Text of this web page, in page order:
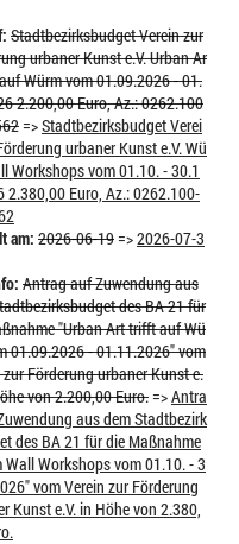
Stadtbezirksbudget Verein zur
urbaner Kunst e.V. Urban Ar
Würm vom 01.09.2026 - 01.
2.200,00 Euro, Az.: 0262.100
=>Stadtbezirksbudget Verei
urbaner Kunst e.V. Wü
Workshops vom 01.10. - 30.1
2.380,00 Euro, Az.: 0262.100-
am: 2026-06-19=>2026-07-3
Antrag auf Zuwendung aus
des BA 21 für
"Urban Art trifft auf Wü
01.09.2026 - 01.11.2026" vom
zur Förderung urbaner Kunst e.
von 2.200,00 Euro.=>Antra
aus dem Stadtbezirk
des BA 21 für die Maßnahme
Wall Workshops vom 01.10. - 3
vom Verein zur Förderung
Kunst e.V. in Höhe von 2.380,